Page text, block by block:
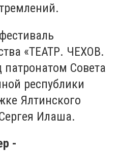
«ТЕАТР. ЧЕХОВ.
Совета
республики
Ялтинского
Илаша.
-